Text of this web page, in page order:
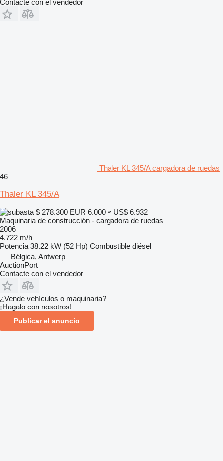
Contacte con el vendedor
Thaler KL 345/A cargadora de ruedas
46
Thaler KL 345/A
$ 278.300 EUR 6.000 ≈ US$ 6.932
Maquinaria de construcción - cargadora de ruedas
2006
4.722 m/h
Potencia 38.22 kW (52 Hp) Combustible diésel
Bélgica, Antwerp
AuctionPort
Contacte con el vendedor
¿Vende vehículos o maquinaria?
¡Hagalo con nosotros!
Publicar el anuncio